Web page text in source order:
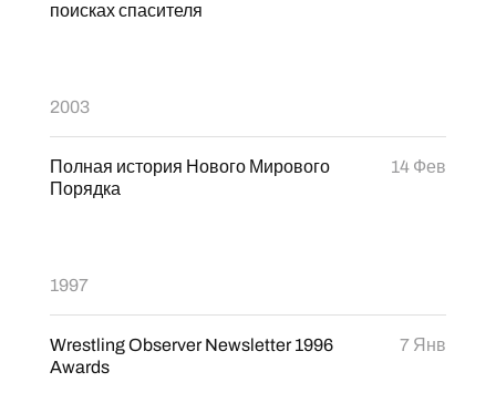
поисках спасителя
2003
Полная история Нового Мирового
Порядка
14 Фев
1997
Wrestling Observer Newsletter 1996
Awards
7 Янв